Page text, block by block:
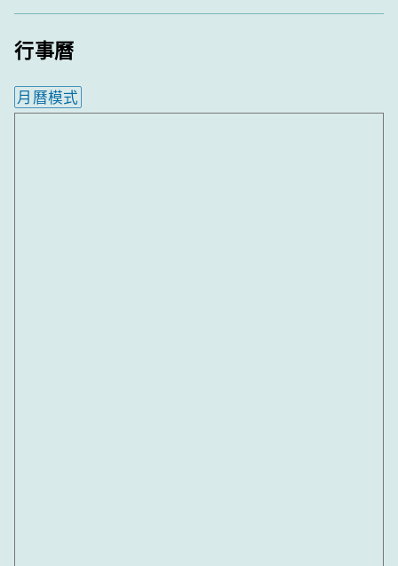
行事曆
月曆模式